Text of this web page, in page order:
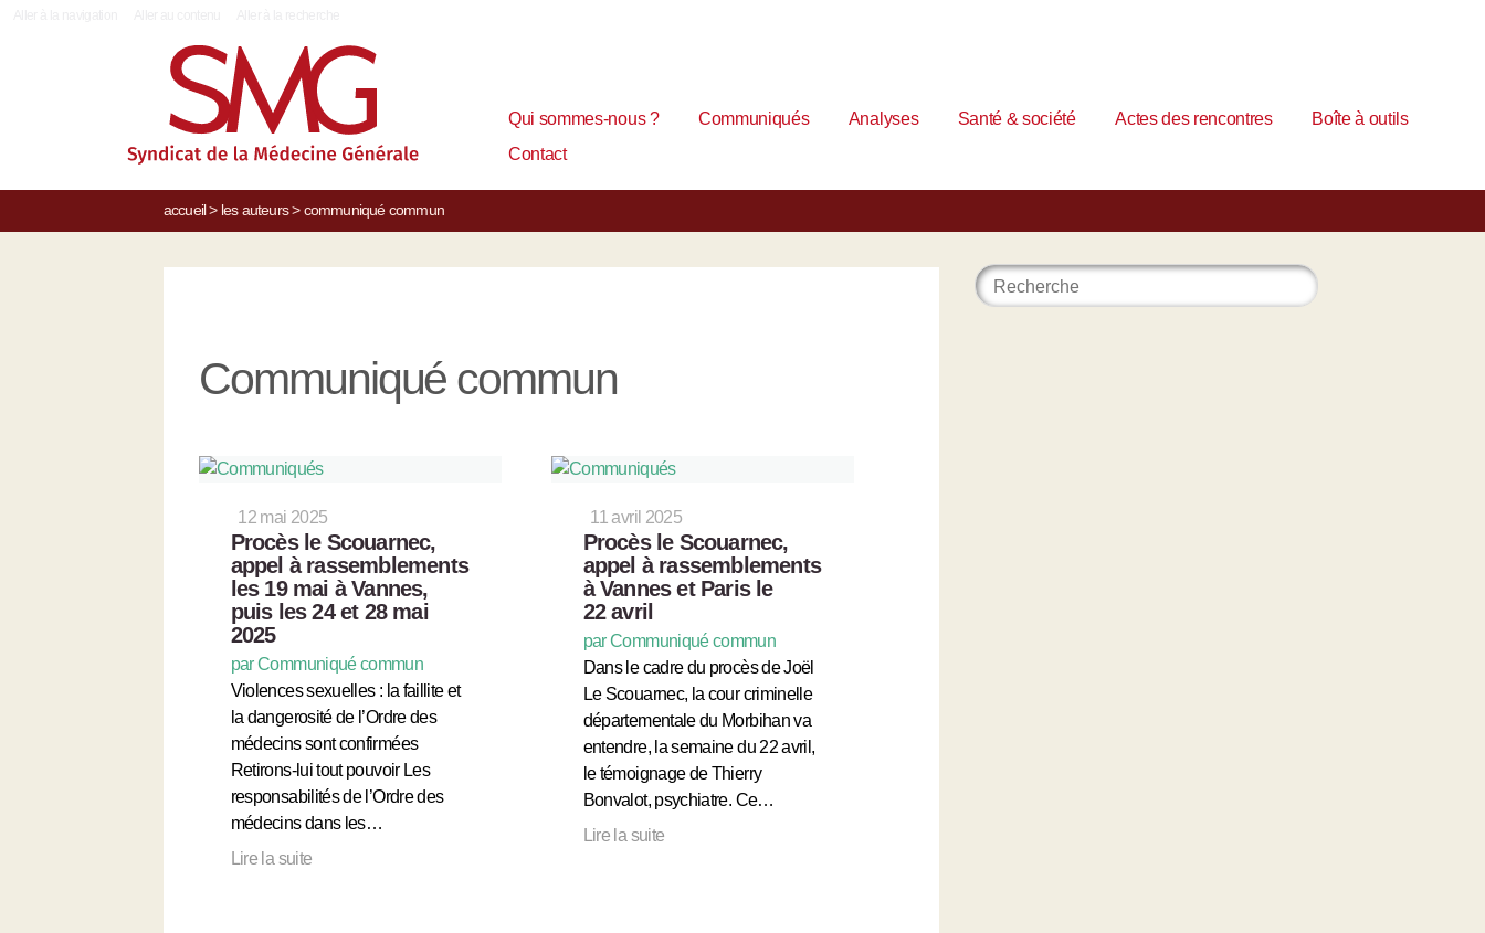
Qui sommes-nous ? Communiqués Analyses Santé & société Actes des rencontres
Boîte à outils
Contact
accueil> les auteurs> communiqué commun
Communiqué commun
12 mai 2025
Procès le Scouarnec,
appel à rassemblements
les 19 mai à Vannes,
puis les 24 et 28 mai
2025
par Communiqué commun
Violences sexuelles : la faillite et
la dangerosité de l’Ordre des
médecins sont confirmées
Retirons-lui tout pouvoir Les
responsabilités de l’Ordre des
médecins dans les…
Lire la suite
11 avril 2025
Procès le Scouarnec,
appel à rassemblements
à Vannes et Paris le
22 avril
par Communiqué commun
Dans le cadre du procès de Joël
Le Scouarnec, la cour criminelle
départementale du Morbihan va
entendre, la semaine du 22 avril,
le témoignage de Thierry
Bonvalot, psychiatre. Ce…
Lire la suite